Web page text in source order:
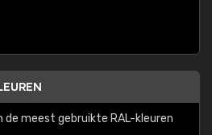
de meest gebruikte RAL-kleuren